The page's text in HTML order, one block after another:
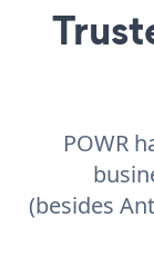
POWR
(besides